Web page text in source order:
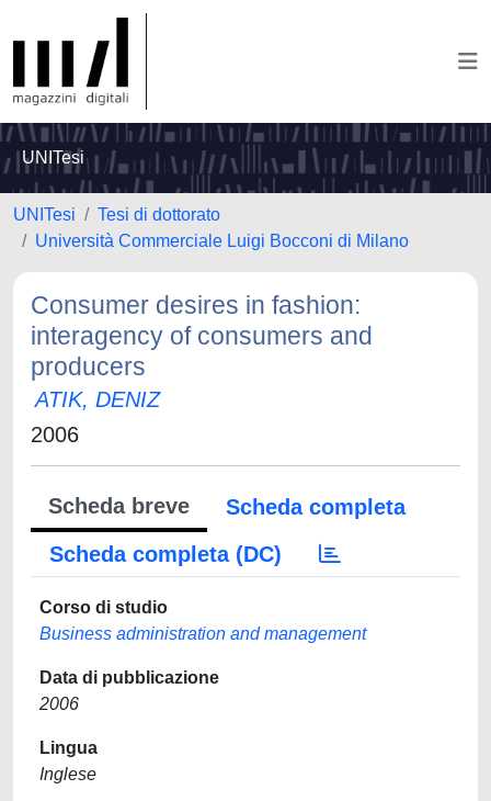
UNITesi
UNITesi
Tesi di dottorato
Università Commerciale Luigi Bocconi di Milano
Consumer desires in fashion:
interagency of consumers and
producers
ATIK, DENIZ
2006
Scheda breve
Scheda completa
Scheda completa (DC)
Corso di studio
Business administration and management
Data di pubblicazione
2006
Lingua
Inglese